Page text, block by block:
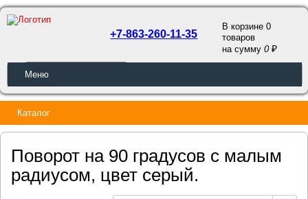
ОБРАТНЫЙ ЗВОНОК
+7-863-260-11-35
В корзине 0
товаров
на сумму0
Меню
Каталог
Поворот на 90 градусов с малым
радиусом, цвет серый.